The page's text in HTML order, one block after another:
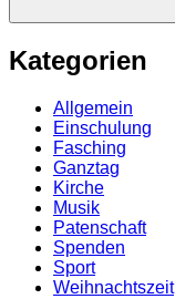
Kategorien
Allgemein
Einschulung
Fasching
Ganztag
Kirche
Musik
Patenschaft
Spenden
Sport
Weihnachtszeit